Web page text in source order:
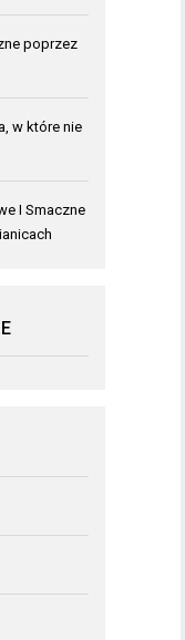
poprzez
w które nie
I Smaczne